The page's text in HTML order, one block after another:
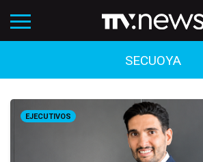
SECUOYA
EJECUTIVOS